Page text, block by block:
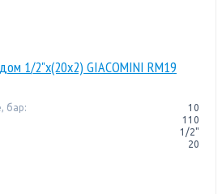
1/2"x(20x2) GIACOMINI RM19
бар:
10
110
1/2"
20